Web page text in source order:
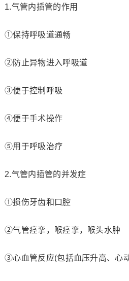
1.气管内插管的作用
①保持呼吸道通畅
②防止异物进入呼吸道
③便于控制呼吸
④便于手术操作
⑤用于呼吸治疗
2.气管内插管的并发症
①损伤牙齿和口腔
②气管痉挛，喉痉挛，喉头水肿
③心血管反应(包括血压升高、心